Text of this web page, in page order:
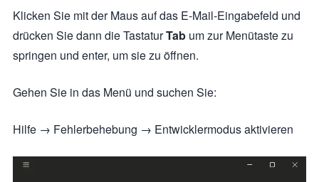
Klicken Sie mit der Maus auf das E-Mail-Eingabefeld und
drücken Sie dann die TastaturTab um zur Menütaste zu
springen und enter, um sie zu öffnen.
Gehen Sie in das Menü und suchen Sie:
Hilfe → Fehlerbehebung → Entwicklermodus aktivieren